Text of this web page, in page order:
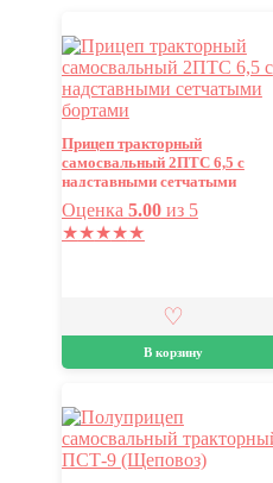
Прицеп тракторный
самосвальный 2ПТС 6,5 с
надставными сетчатыми
бортами
Оценка 5.00из 5
★★★★★
В корзину